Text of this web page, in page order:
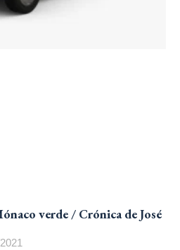
verde / Crónica de José